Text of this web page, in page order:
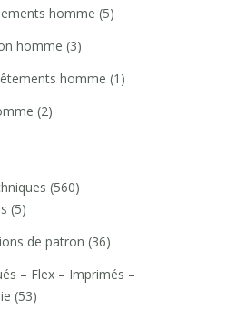
homme (5)
homme (3)
homme (1)
(2)
(560)
(5)
de patron (36)
– Flex – Imprimés –
(53)